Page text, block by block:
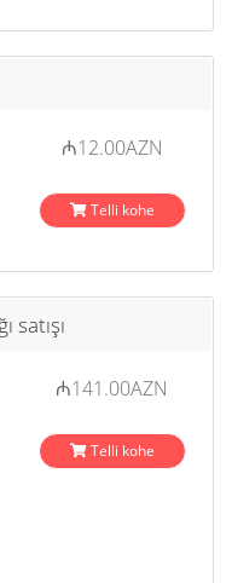
₼12.00AZN
Telli kohe
satışı
₼141.00AZN
Telli kohe